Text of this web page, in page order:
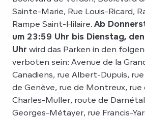
Sainte-Marie, Rue Louis-Ricard,
Rampe Saint-Hilaire. Ab
um 23:59 Uhr bis Dienstag,
Uhr wird das Parken in den
verboten sein: Avenue de la
Canadiens, rue Albert-Dupuis,
de Genève, rue de Montreux,
Charles-Muller, route de
Georges-Métayer, rue Francis-